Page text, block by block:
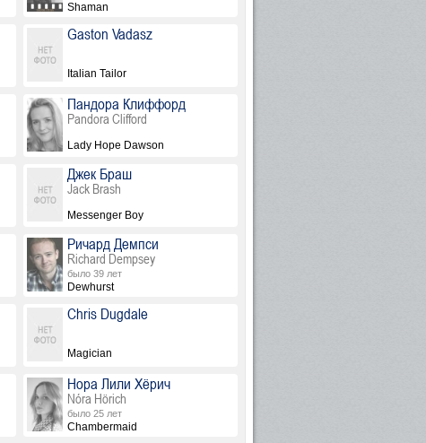
Shaman
Gaston Vadasz
Italian Tailor
Пандора Клиффорд
Pandora Clifford
Lady Hope Dawson
Джек Браш
Jack Brash
Messenger Boy
Ричард Демпси
Richard Dempsey
было 39 лет
Dewhurst
Chris Dugdale
Magician
Нора Лили Хёрич
Nóra Hörich
было 25 лет
Chambermaid